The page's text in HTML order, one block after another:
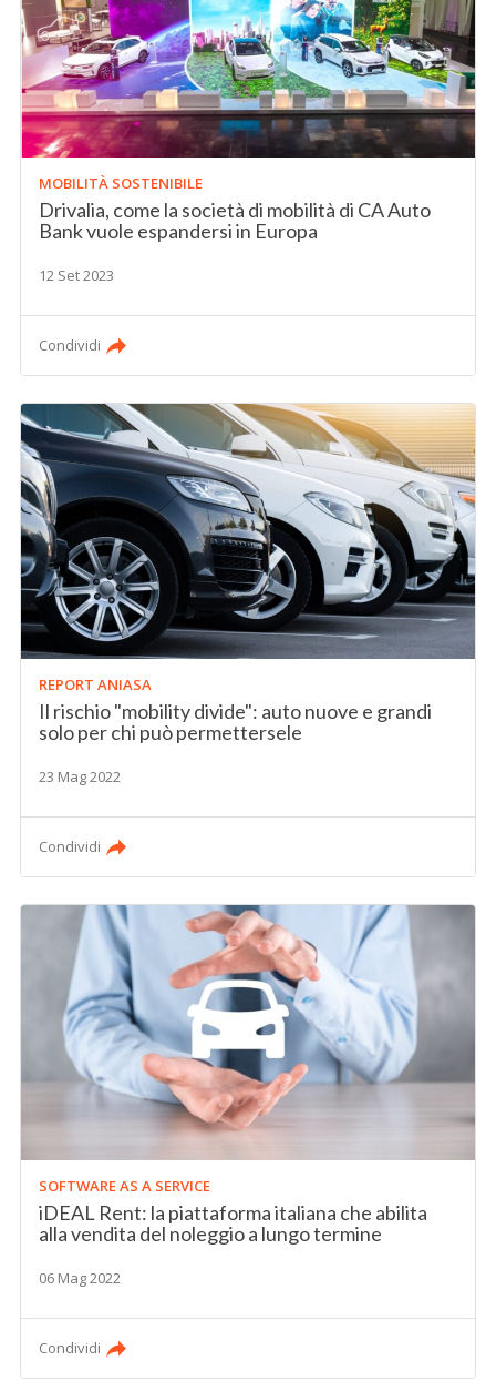
MOBILITÀ SOSTENIBILE
Drivalia, come la società di mobilità di CA Auto
Bank vuole espandersi in Europa
12 Set 2023
Condividi
REPORT ANIASA
Il rischio "mobility divide": auto nuove e grandi
solo per chi può permettersele
23 Mag 2022
Condividi
SOFTWARE AS A SERVICE
iDEAL Rent: la piattaforma italiana che abilita
alla vendita del noleggio a lungo termine
06 Mag 2022
Condividi